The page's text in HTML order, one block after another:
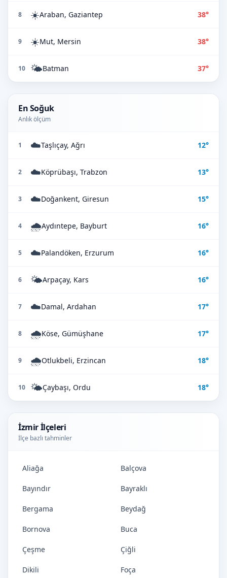
8 ☀️Araban, Gaziantep 38°
9 ☀️Mut, Mersin 38°
10 🌤️Batman 37°
En Soğuk
Anlık ölçüm
1 ☁️Taşlıçay, Ağrı 12°
2 ☁️Köprübaşı, Trabzon 13°
3 ☁️Doğankent, Giresun 15°
4 🌧️Aydıntepe, Bayburt 16°
5 ☁️Palandöken, Erzurum 16°
6 🌤️Arpaçay, Kars 16°
7 ☁️Damal, Ardahan 17°
8 🌧️Köse, Gümüşhane 17°
9 🌧️Otlukbeli, Erzincan 18°
10 🌤️Çaybaşı, Ordu 18°
İzmir İlçeleri
İlçe bazlı tahminler
Aliağa Balçova
Bayındır Bayraklı
Bergama Beydağ
Bornova Buca
Çeşme Çiğli
Dikili Foça